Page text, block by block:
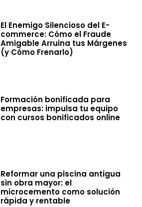
El Enemigo Silencioso del E-
commerce: Cómo el Fraude
Amigable Arruina tus Márgenes
(y Cómo Frenarlo)
Formación bonificada para
empresas: impulsa tu equipo
con cursos bonificados online
Reformar una piscina antigua
sin obra mayor: el
microcemento como solución
rápida y rentable